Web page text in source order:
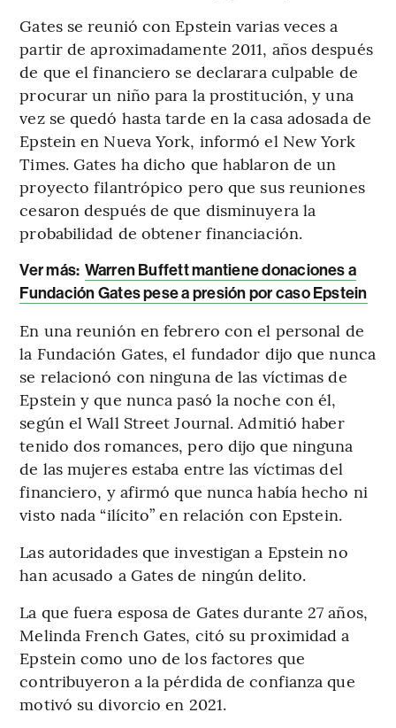
Gates se reunió con Epstein varias veces a
partir de aproximadamente 2011, años después
de que el financiero se declarara culpable de
procurar un niño para la prostitución, y una
vez se quedó hasta tarde en la casa adosada de
Epstein en Nueva York, informó el New York
Times. Gates ha dicho que hablaron de un
proyecto filantrópico pero que sus reuniones
cesaron después de que disminuyera la
probabilidad de obtener financiación.
Ver más: Warren Buffett mantiene donaciones a
Fundación Gates pese a presión por caso Epstein
En una reunión en febrero con el personal de
la Fundación Gates, el fundador dijo que nunca
se relacionó con ninguna de las víctimas de
Epstein y que nunca pasó la noche con él,
según el Wall Street Journal. Admitió haber
tenido dos romances, pero dijo que ninguna
de las mujeres estaba entre las víctimas del
financiero, y afirmó que nunca había hecho ni
visto nada “ilícito” en relación con Epstein.
Las autoridades que investigan a Epstein no
han acusado a Gates de ningún delito.
La que fuera esposa de Gates durante 27 años,
Melinda French Gates, citó su proximidad a
Epstein como uno de los factores que
contribuyeron a la pérdida de confianza que
motivó su divorcio en 2021.